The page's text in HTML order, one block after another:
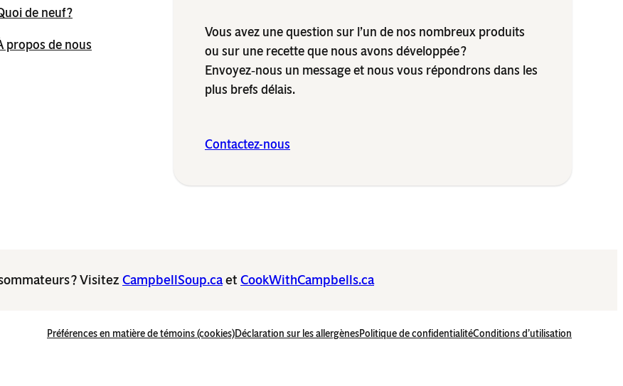
de neuf ?
propos de nous
Vous avez une question sur l’un de nos nombreux produits
ou sur une recette que nous avons développée ?
Envoyez‑nous un message et nous vous répondrons dans les
plus brefs délais.
Contactez-nous
? Visitez CampbellSoup.caet CookWithCampbells.ca
Préférences en matière de témoins (cookies)Déclaration sur les allergènesPolitique de confidentialitéConditions d’utilisation